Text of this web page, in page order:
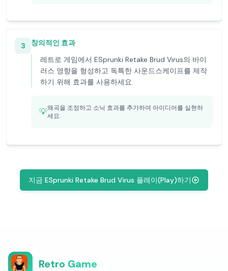
3
창의적인 효과
레트로 게임에서 ESprunki Retake Brud Virus의 바이
러스 영향을 형성하고 독특한 사운드스케이프를 제작
하기 위해 효과를 사용하세요.
💡왜곡을 조정하고 소닉 효과를 추가하여 아이디어를 실현하
세요.
지금 ESprunki Retake Brud Virus 플레이(Play)하기
Retro Game